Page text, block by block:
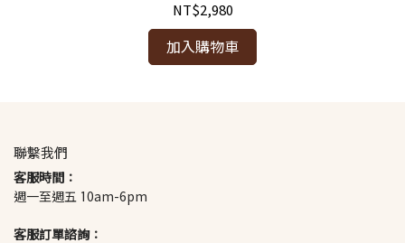
NT$2,980
加入購物車
聯繫我們
客服時間：
週一至週五 10am-6pm
客服訂單諮詢：